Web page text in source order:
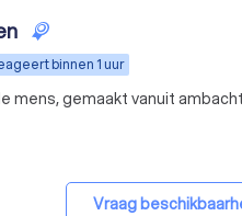
binnen 1 uur
mens, gemaakt vanuit ambacht
Vraag